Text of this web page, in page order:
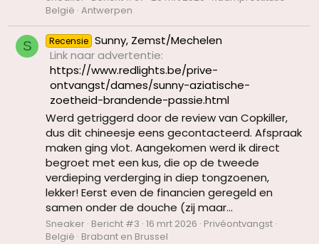
België Antwerpen
S Recensie Sunny, Zemst/Mechelen
Link naar advertentie
https://www.redlights.be/prive-
ontvangst/dames/sunny-aziatische-
zoetheid-brandende-passie.html
Werd getriggerd door de review van Copkiller,
dus dit chineesje eens gecontacteerd. Afspraak
maken ging vlot. Aangekomen werd ik direct
begroet met een kus, die op de tweede
verdieping verderging in diep tongzoenen,
lekker! Eerst even de financien geregeld en
samen onder de douche (zij maar...
Sneaker Bericht #3 16 mrt 2026 Privéontvangst
België Brabant en Brussel